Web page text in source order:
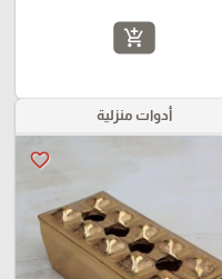
add_shopping_cart
أدوات منزلية
favorite_border